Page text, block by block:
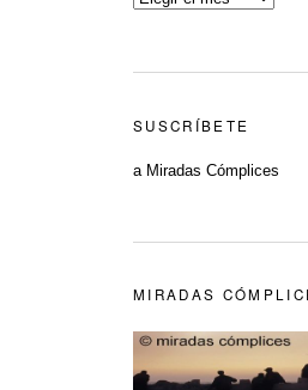
SUSCRÍBETE
a Miradas Cómplices
MIRADAS